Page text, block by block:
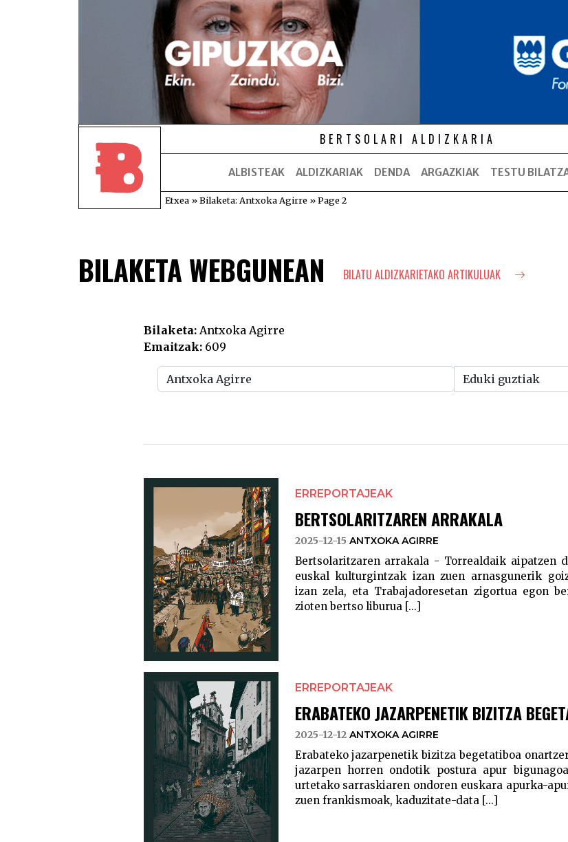
BERTSOLARI ALDIZKARIA
ALBISTEAK ALDIZKARIAK DENDA ARGAZKIAK TESTU
Etxea »Bilaketa: Antxoka Agirre »Page 2
BILAKETA WEBGUNEAN BILATU ALDIZKARIETAKO ARTIKULUAK
Bilaketa: Antxoka Agirre
Emaitzak: 609
ERREPORTAJEAK
BERTSOLARITZAREN ARRAKALA
2025-12-15 ANTXOKA AGIRRE
Bertsolaritzaren arrakala - Torrealdaik aipatzen
euskal kulturgintzak izan zuen arnasgunerik
izan zela, eta Trabajadoresetan zigortua egon
zioten bertso liburua [...]
ERREPORTAJEAK
ERABATEKO JAZARPENETIK BIZITZA
2025-12-12 ANTXOKA AGIRRE
Erabateko jazarpenetik bizitza begetatiboa
jazarpen horren ondotik postura apur
urtetako sarraskiaren ondoren euskara apurka-
zuen frankismoak, kaduzitate-data [...]